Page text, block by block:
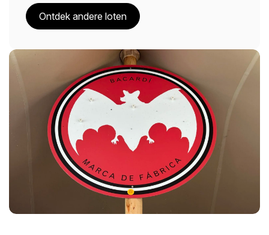
Ontdek andere loten